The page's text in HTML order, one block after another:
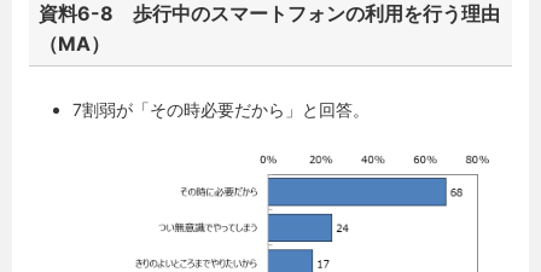
資料6-8 歩行中のスマートフォンの利用を行う理由
（MA）
7割弱が「その時必要だから」と回答。